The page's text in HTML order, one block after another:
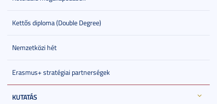
Kettős diploma (Double Degree)
Nemzetközi hét
Erasmus+ stratégiai partnerségek
KUTATÁS